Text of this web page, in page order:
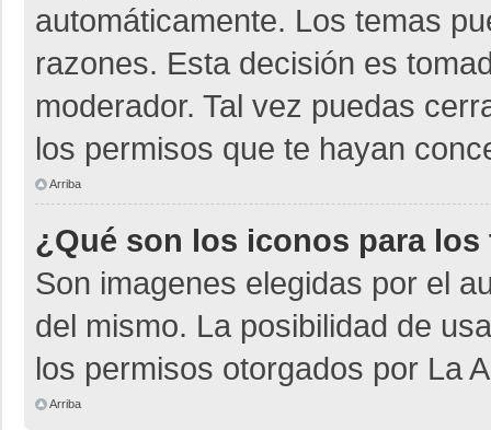
automáticamente. Los temas
razones. Esta decisión es
moderador. Tal vez puedas
los permisos que te hayan
Arriba
¿Qué son los iconos para los
Son imagenes elegidas por el
del mismo. La posibilidad de
los permisos otorgados por La
Arriba